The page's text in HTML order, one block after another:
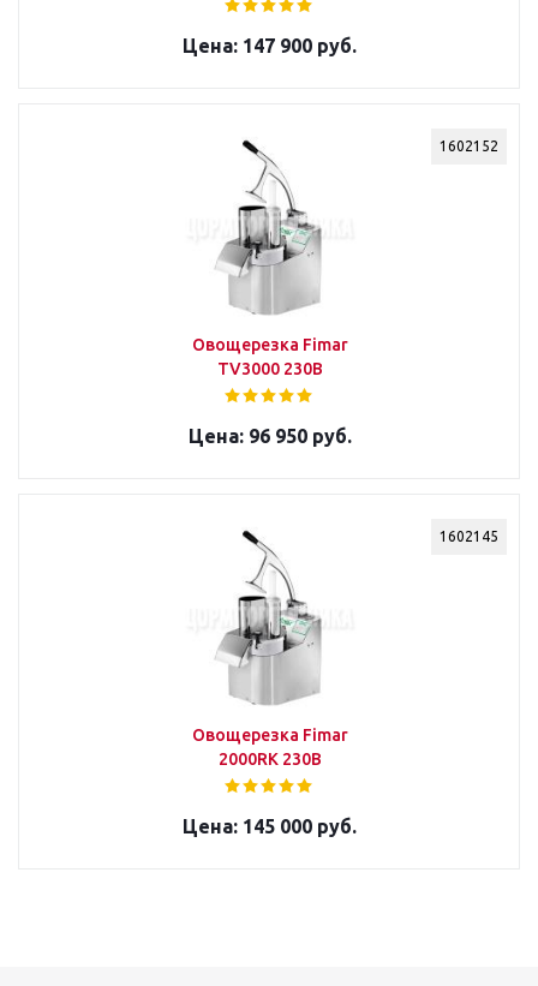
147 900 руб.
1602152
Овощерезка Fimar
TV3000 230В
96 950 руб.
1602145
Овощерезка Fimar
2000RK 230В
145 000 руб.